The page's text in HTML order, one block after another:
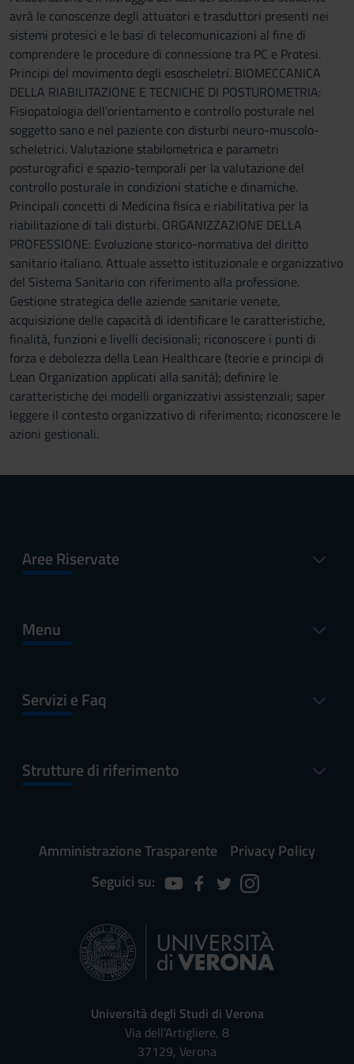
avrà le conoscenze degli attuatori e trasduttori presenti nei
sistemi protesici e le basi di telecomunicazioni al fine di
comprendere le procedure di connessione tra PC e Protesi.
Principi del movimento degli esoscheletri. BIOMECCANICA
DELLA RIABILITAZIONE E TECNICHE DI POSTUROMETRIA:
Fisiopatologia dell’orientamento e controllo posturale nel
soggetto sano e nel paziente con disturbi neuro-muscolo-
scheletrici. Valutazione stabilometrica e parametri
posturografici e spazio-temporali per la valutazione del
controllo posturale in condizioni statiche e dinamiche.
Principali concetti di Medicina fisica e riabilitativa per la
riabilitazione di tali disturbi. ORGANIZZAZIONE DELLA
PROFESSIONE: Evoluzione storico-normativa del diritto
sanitario italiano. Attuale assetto istituzionale e organizzativo
del Sistema Sanitario con riferimento alla professione.
Gestione strategica delle aziende sanitarie venete,
acquisizione delle capacità di identificare le caratteristiche,
finalità, funzioni e livelli decisionali; riconoscere i punti di
forza e debolezza della Lean Healthcare (teorie e principi di
Lean Organization applicati alla sanità); definire le
caratteristiche dei modelli organizzativi assistenziali; saper
leggere il contesto organizzativo di riferimento; riconoscere le
azioni gestionali.
Aree Riservate
Menu
Servizi e Faq
Strutture di riferimento
Amministrazione Trasparente
Privacy Policy
Seguici su:
Università degli Studi di Verona
Via dell'Artigliere, 8
37129, Verona